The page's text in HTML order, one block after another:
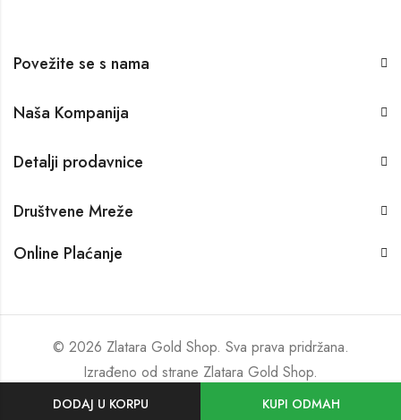
DODAJ U KORPU KUPI ODMAH
Povežite se s nama
Naša Kompanija
Detalji prodavnice
Društvene Mreže
Online Plaćanje
© 2026 Zlatara Gold Shop. Sva prava pridržana.
Izrađeno od strane Zlatara Gold Shop.